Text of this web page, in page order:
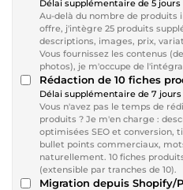
Délai supplémentaire de 5 jours
Au-delà du nombre de produits
offre, j'intègre 25 produits
descriptions, images, prix,
Vous fournissez les contenus
photos), je m'occupe de
Rédaction de 10 fiches
Délai supplémentaire de 7 jours
Vous n'avez pas le temps de
produits ? Je m'en charge :
optimisées SEO et conversion,
bullet points commerciaux,
naturellement. 10 fiches
(extensible par tranches de 10).
Migration depuis Shopify/